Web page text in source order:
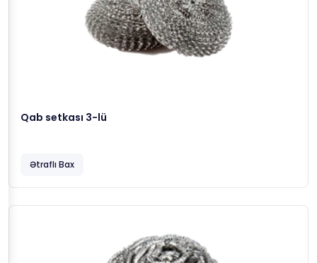
Qab setkası 3-lü
Ətraflı Bax